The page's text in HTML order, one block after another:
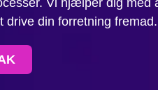
drive din forretning fremad.